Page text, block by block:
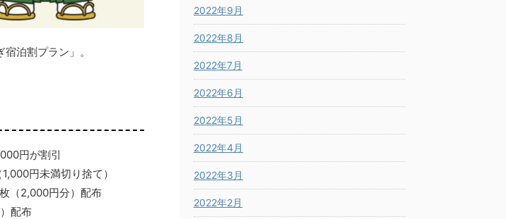
泊割プラン」。
円が割引
円未満切り捨て）
（2,000円分）配布
配布
2022年9月
2022年8月
2022年7月
2022年6月
2022年5月
2022年4月
2022年3月
2022年2月